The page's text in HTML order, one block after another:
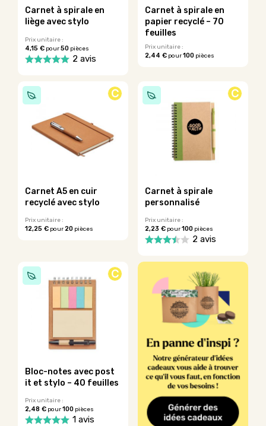
page
du
produit
sur
page
produit
Carnet à spirale en
liège avec stylo
Prix unitaire :
4,15 € pour50 pièces
2 avis
produit
a
plusieurs
variations.
Les
options
sur
la
page
du
produit
Carnet à spirale en
papier recyclé – 70
feuilles
Prix unitaire :
2,44 €pour100pièces
a
plusieurs
variations.
options
peuvent
la
page
produit
C
Carnet A5 en cuir
recyclé avec stylo
Prix unitaire :
12,25 € pour20 pièces
C
Carnet à spirale
personnalisé
Prix unitaire :
2,23 €pour100pièces
2 avis
produit
plusieurs
variations.
options
être
choisies
sur
la
du
produit
C
Bloc-notes avec post
it et stylo – 40 feuilles
Prix unitaire :
2,48 € pour100 pièces
1 avis